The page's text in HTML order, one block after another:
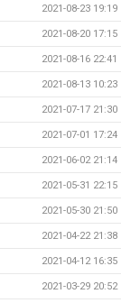
2021-08-23 19:19
2021-08-20 17:15
2021-08-16 22:41
2021-08-13 10:23
2021-07-17 21:30
2021-07-01 17:24
2021-06-02 21:14
2021-05-31 22:15
2021-05-30 21:50
2021-04-22 21:38
2021-04-12 16:35
2021-03-29 20:52